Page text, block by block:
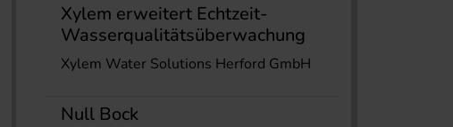
Xylem erweitert Echtzeit-
Wasserqualitätsüberwachung
Xylem Water Solutions Herford GmbH
Null Bock